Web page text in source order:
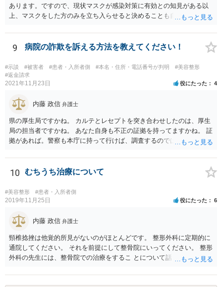
あります。ですので、現状マスクが感染対策に有効との知見がある以
上、マスクをした方のみを立ち入らせると決めることも自由であり、
など公益的な側面のある業種ですと、公衆浴場法など各種業法で定め
られた理由以外での利用拒否は禁止されていますし、公の施設でもマ
スクなしだけでの利用拒否は問題となりえますが、民間のお店に対し
ては慰謝料の請求は認められないと考えられます。
9 病院の詐欺を訴える方法を教えてください！
#示談 #被害者 #患者・入所者側 #本名・住所・電話番号が判明
#美容整形
#返金請求
2021年11月23日 役にたった 4
内藤 政信 弁護士
県の厚生局ですかね。 カルテとレセプトを突き合わせしたのは、厚生
局の担当者ですかね。 あなた自身も不正の証拠を持ってますかね。 証
拠があれば。警察も本庁に持って行けば、調査するのではないで すか
で しょう。
10 むちうち治療について
#美容整形 #患者・入所者側
2019年11月25日 役にたった 6
内藤 政信 弁護士
頸椎捻挫は他覚的所見がないのがほとんどです。 整形外科に定期的に
通院してください。 それを前提にして整骨院にいってください。 整形
外科の先生には、整骨院での治療をするこ とについて話し、OKをも